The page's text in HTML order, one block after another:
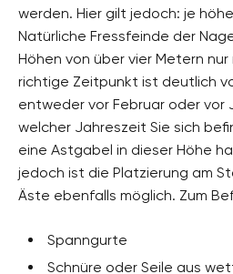
werden. Hier gilt jedoch: je
Natürliche Fressfeinde der
Höhen von über vier Metern
richtige Zeitpunkt ist deutlich
entweder vor Februar oder vor
welcher Jahreszeit Sie sich
eine Astgabel in dieser Höhe
jedoch ist die Platzierung am
Äste ebenfalls möglich. Zum
Spanngurte
Schnüre oder Seile aus